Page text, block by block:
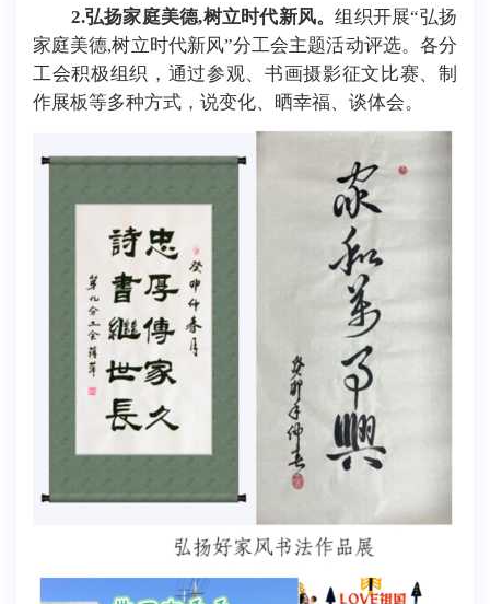
2.弘扬家庭美德,树立时代新风。组织开展“弘扬
家庭美德,树立时代新风”分工会主题活动评选。各分
工会积极组织，通过参观、书画摄影征文比赛、制
作展板等多种方式，说变化、晒幸福、谈体会。